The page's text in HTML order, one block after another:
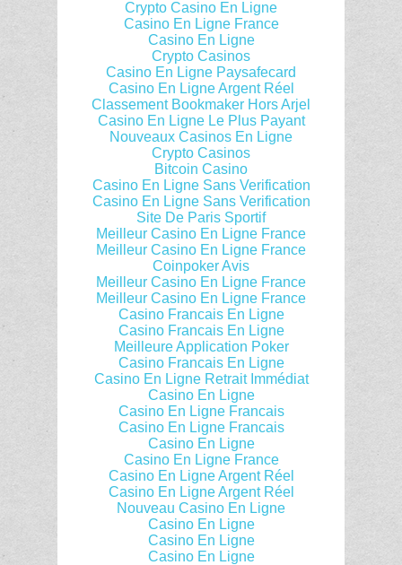
Crypto Casino En Ligne
Casino En Ligne France
Casino En Ligne
Crypto Casinos
Casino En Ligne Paysafecard
Casino En Ligne Argent Réel
Classement Bookmaker Hors Arjel
Casino En Ligne Le Plus Payant
Nouveaux Casinos En Ligne
Crypto Casinos
Bitcoin Casino
Casino En Ligne Sans Verification
Casino En Ligne Sans Verification
Site De Paris Sportif
Meilleur Casino En Ligne France
Meilleur Casino En Ligne France
Coinpoker Avis
Meilleur Casino En Ligne France
Meilleur Casino En Ligne France
Casino Francais En Ligne
Casino Francais En Ligne
Meilleure Application Poker
Casino Francais En Ligne
Casino En Ligne Retrait Immédiat
Casino En Ligne
Casino En Ligne Francais
Casino En Ligne Francais
Casino En Ligne
Casino En Ligne France
Casino En Ligne Argent Réel
Casino En Ligne Argent Réel
Nouveau Casino En Ligne
Casino En Ligne
Casino En Ligne
Casino En Ligne